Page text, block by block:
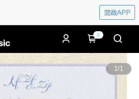
開啟APP
0
1/1